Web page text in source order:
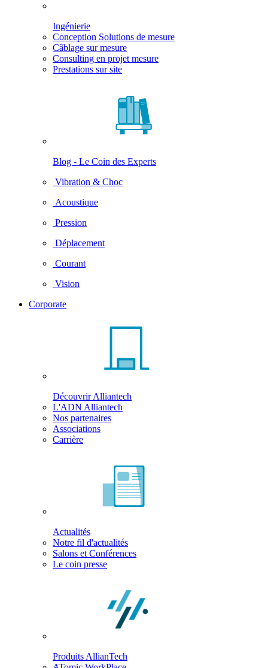
Ingénierie
Conception Solutions de mesure
Câblage sur mesure
Consulting en projet mesure
Prestations sur site
Blog - Le Coin des Experts
Vibration & Choc
Acoustique
Pression
Déplacement
Courant
Vision
Corporate
Découvrir Alliantech
L'ADN Alliantech
Nos partenaires
Associations
Carrière
Actualités
Notre fil d'actualités
Salons et Conférences
Le coin presse
Produits AllianTech